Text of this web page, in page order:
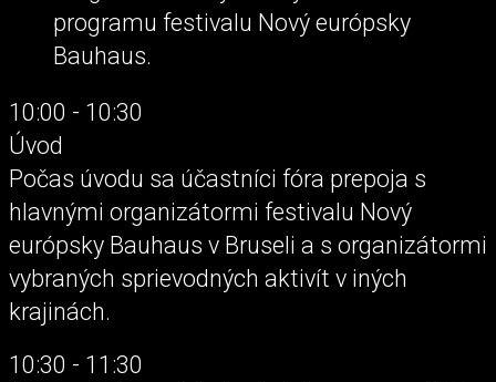
programu festivalu Nový európsky
Bauhaus.
10:00 - 10:30
Úvod
Počas úvodu sa účastníci fóra prepoja s
hlavnými organizátormi festivalu Nový
európsky Bauhaus v Bruseli a s organizátormi
vybraných sprievodných aktivít v iných
krajinách.
10:30 - 11:30